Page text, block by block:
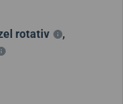
rotativ
,